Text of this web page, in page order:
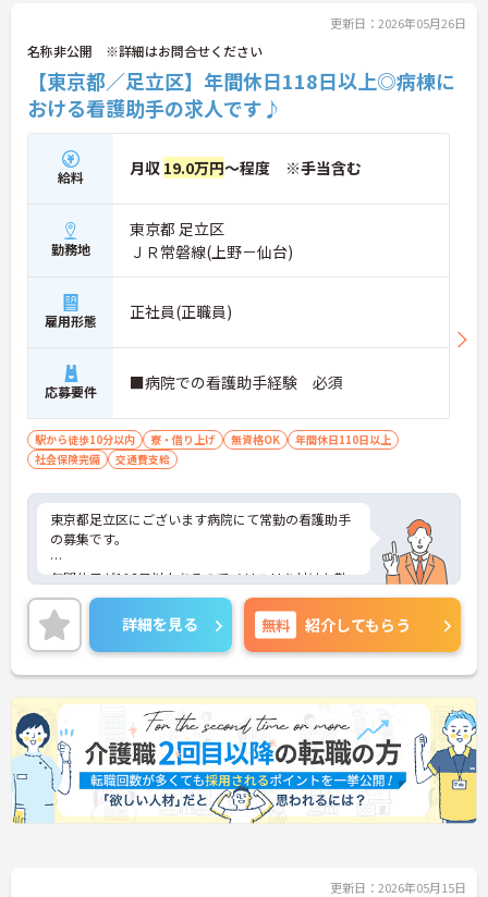
更新日：2026年05月26日
名称非公開 ※詳細はお問合せください
【東京都／足立区】年間休日118日以上◎病棟に
おける看護助手の求人です♪
給料 月収 19.0万円～程度 ※手当含む
勤務地
東京都 足立区
ＪＲ常磐線(上野－仙台)
雇用形態 正社員(正職員)
応募要件 ■病院での看護助手経験 必須
駅から徒歩10分以内 寮・借り上げ 無資格OK
年間休日110日以上
社会保険完備
交通費支給
東京都足立区にございます病院にて常勤の看護助手
の募集です。
年間休日が118日以上あるのでメリハリを付けた勤
務が可能！ワークライフバランスが保ちやすい職場
です♪
ご興味ある方には、面接対策ポイントなど、さらに
詳細をお話しいたしますのでお気軽にご相談くださ
い。
詳細を見る 無料 紹介してもらう
更新日：2026年05月15日